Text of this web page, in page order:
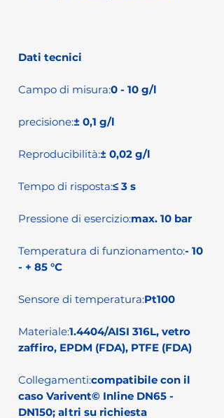
Dati tecnici
Campo di misura:0 - 10 g/l
precisione:± 0,1 g/l
Reproducibilità:± 0,02 g/l
Tempo di risposta:≤ 3 s
Pressione di esercizio:max. 10 bar
Temperatura di funzionamento:- 10
- + 85 °C
Sensore di temperatura:Pt100
Materiale:1.4404/AISI 316L, vetro
zaffiro, EPDM (FDA), PTFE (FDA)
Collegamenti:compatibile con il
caso Varivent© Inline DN65 -
DN150; altri su richiesta